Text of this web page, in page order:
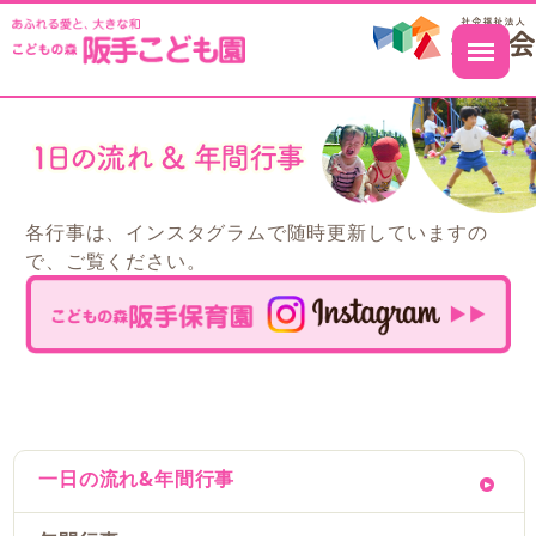
各行事は、インスタグラムで随時更新していますの
で、ご覧ください。
一日の流れ&年間行事